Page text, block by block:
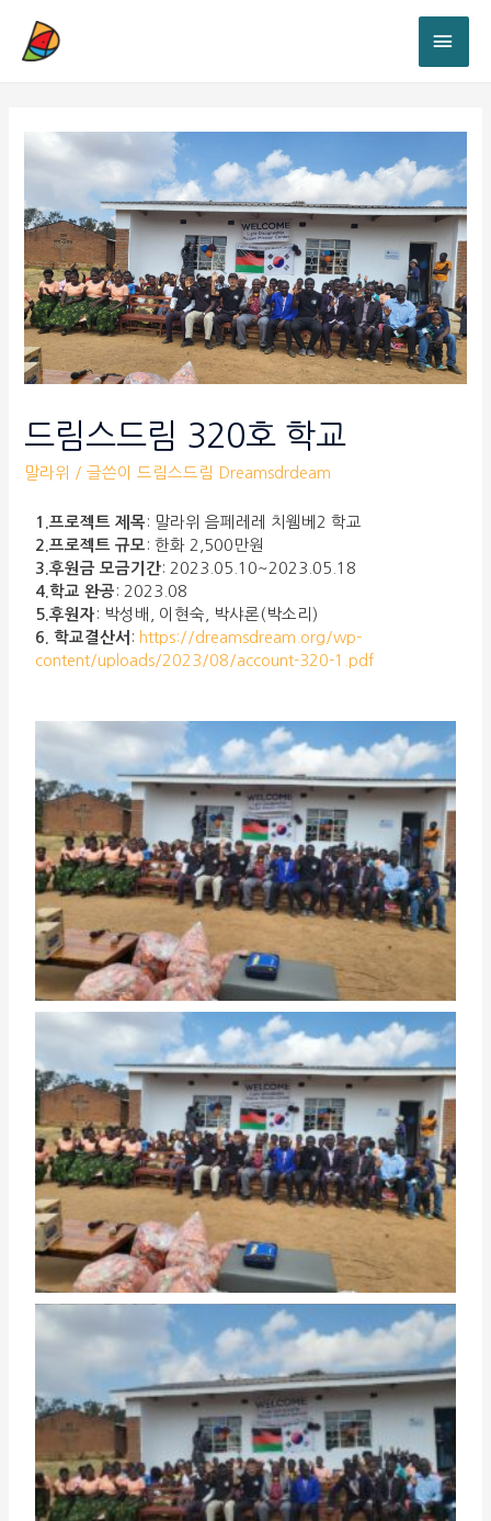
드림스드림 320호 학교
말라위 / 글쓴이드림스드림 Dreamsdrdeam
1.프로젝트 제목 : 말라위 음페레레 치웸베2 학교
2.프로젝트 규모 : 한화 2,500만원
3.후원금 모금기간: 2023.05.10~2023.05.18
4.학교 완공 : 2023.08
5.후원자 : 박성배, 이현숙, 박샤론(박소리)
6. 학교결산서 : https://dreamsdream.org/wp-
content/uploads/2023/08/account-320-1.pdf